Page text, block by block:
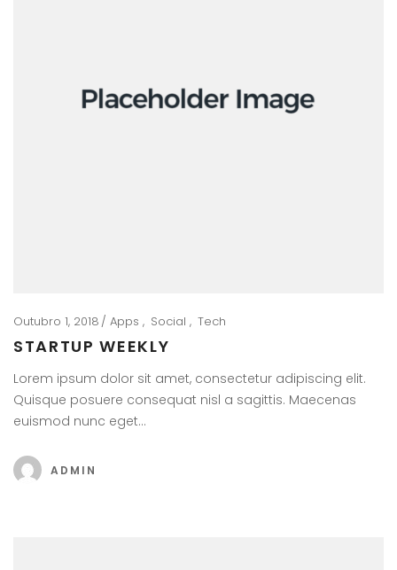
Outubro 1, 2018 Apps Social Tech
STARTUP WEEKLY
Lorem ipsum dolor sit amet, consectetur adipiscing elit.
Quisque posuere consequat nisl a sagittis. Maecenas
euismod nunc eget…
ADMIN